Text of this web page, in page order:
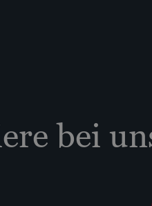
bei